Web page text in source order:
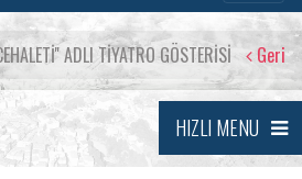
ADLI TİYATRO GÖSTERİSİ Geri
HIZLI MENU